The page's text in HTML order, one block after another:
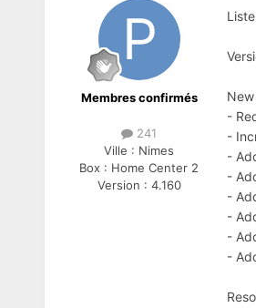
Membres confirmés
241
Ville : Nimes
Box : Home Center 2
Version : 4.160
-
-
-
-
-
-
-
-